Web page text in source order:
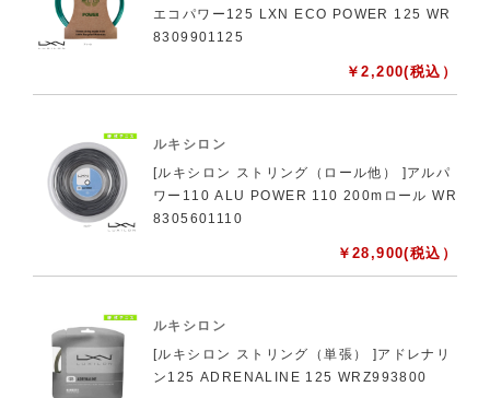
エコパワー125 LXN ECO POWER 125 WR
8309901125
￥2,200(税込）
ルキシロン
[ルキシロン ストリング（ロール他） ]アルパ
ワー110 ALU POWER 110 200mロール WR
8305601110
￥ 28,900(税込）
ルキシロン
[ルキシロン ストリング（単張） ]アドレナリ
ン125 ADRENALINE 125 WRZ993800